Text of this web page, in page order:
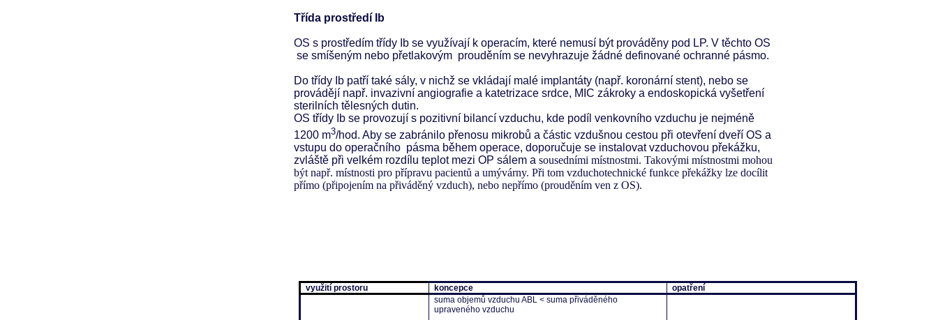
Třída prostředí Ib
OS s prostředím třídy Ib se využívají k operacím, které nemusí být prováděny pod LP. V těchto OS
se smíšeným nebo přetlakovým prouděním se nevyhrazuje žádné definované ochranné pásmo.
Do třídy Ib patří také sály, v nichž se vkládají malé implantáty (např. koronární stent), nebo se
provádějí např. invazivní angiografie a katetrizace srdce, MIC zákroky a endoskopická vyšetření
sterilních tělesných dutin.
OS třídy Ib se provozují s pozitivní bilancí vzduchu, kde podíl venkovního vzduchu je nejméně
1200 m3/hod. Aby se zabránilo přenosu mikrobů a částic vzdušnou cestou při otevření dveří OS a
vstupu do operačního pásma během operace, doporučuje se instalovat vzduchovou překážku,
zvláště při velkém rozdílu teplot mezi OP sálem a sousedními místnostmi. Takovými místnostmi mohou
být např. místnosti pro přípravu pacientů a umývárny. Při tom vzduchotechnické funkce překážky lze docílit
přímo (připojením na přiváděný vzduch), nebo nepřímo (prouděním ven z OS).
využití prostoru koncepce opatření
suma objemů vzduchu ABL < suma přiváděného
upraveného vzduchu